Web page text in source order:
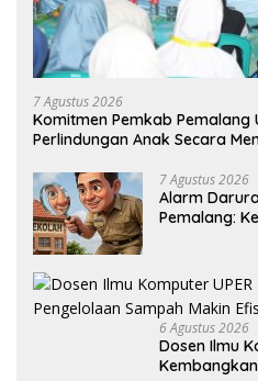
7 Agustus 2026
Komitmen Pemkab Pemalang
Perlindungan Anak Secara
7 Agustus 2026
Alarm
Pemalang:
6 Agustus 2026
Dosen Ilmu